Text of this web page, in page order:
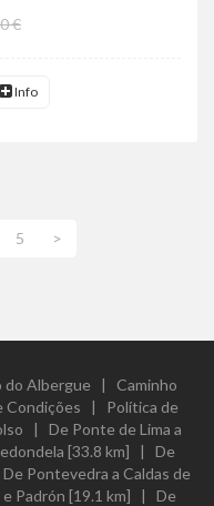
€
Info
5 >
do Albergue | Caminho
Condições | Política de
| De Ponte de Lima a
[33.8 km] | De
De Pontevedra a Caldas de
Padrón [19.1 km] | De